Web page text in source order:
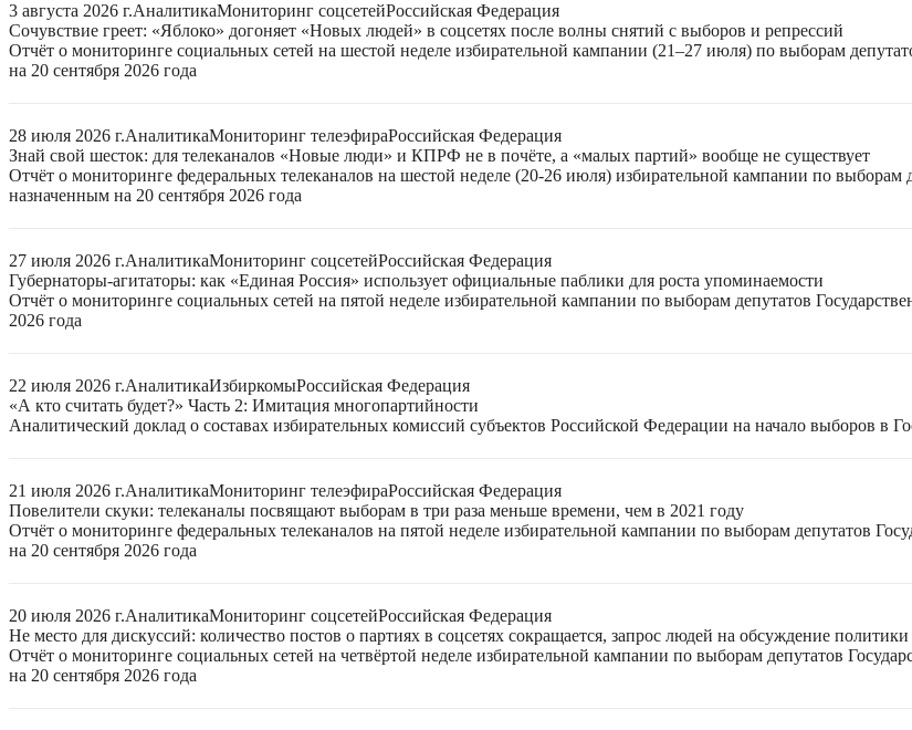
3 августа 2026 г.АналитикаМониторинг соцсетейРоссийская Федерация
Сочувствие греет: «Яблоко» догоняет «Новых людей» в соцсетях после волны снятий с выборов и репрессий
Отчёт о мониторинге социальных сетей на шестой неделе избирательной кампании (21–27 июля) по выборам
на 20 сентября 2026 года
28 июля 2026 г.АналитикаМониторинг телеэфираРоссийская Федерация
Знай свой шесток: для телеканалов «Новые люди» и КПРФ не в почёте, а «малых партий» вообще не существует
Отчёт о мониторинге федеральных телеканалов на шестой неделе (20-26 июля) избирательной кампании по
назначенным на 20 сентября 2026 года
27 июля 2026 г.АналитикаМониторинг соцсетейРоссийская Федерация
Губернаторы-агитаторы: как «Единая Россия» использует официальные паблики для роста упоминаемости
Отчёт о мониторинге социальных сетей на пятой неделе избирательной кампании по выборам депутатов
2026 года
22 июля 2026 г.АналитикаИзбиркомыРоссийская Федерация
«А кто считать будет?» Часть 2: Имитация многопартийности
Аналитический доклад о составах избирательных комиссий субъектов Российской Федерации на начало выборов в
21 июля 2026 г.АналитикаМониторинг телеэфираРоссийская Федерация
Повелители скуки: телеканалы посвящают выборам в три раза меньше времени, чем в 2021 году
Отчёт о мониторинге федеральных телеканалов на пятой неделе избирательной кампании по выборам депутатов
на 20 сентября 2026 года
20 июля 2026 г.АналитикаМониторинг соцсетейРоссийская Федерация
Не место для дискуссий: количество постов о партиях в соцсетях сокращается, запрос людей на обсуждение
Отчёт о мониторинге социальных сетей на четвёртой неделе избирательной кампании по выборам депутатов
на 20 сентября 2026 года